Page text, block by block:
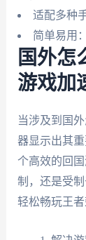
适配多种
简单易用
国外怎
游戏加
当涉及到国
器显示出其
个高效的回
制，还是受
轻松畅玩王者